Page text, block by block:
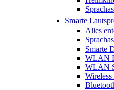
Smarte
Alles
Smarte
WLAN
WLAN
Wireless